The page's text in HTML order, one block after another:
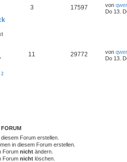
3 17597 von
Do 13.
2
11 29772 von
Do 13.
FORUM
Forum erstellen.
in diesem Forum erstellen.
Forum nicht ändern.
Forum nicht löschen.